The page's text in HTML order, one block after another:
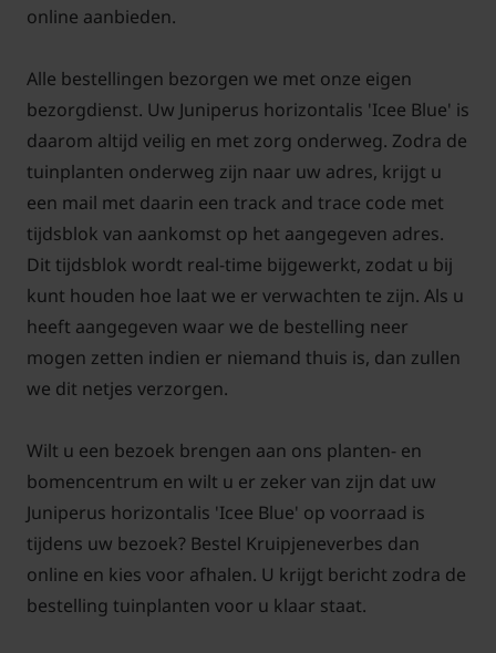
online aanbieden.
Alle bestellingen bezorgen we met onze eigen
bezorgdienst. Uw Juniperus horizontalis 'Icee Blue' is
daarom altijd veilig en met zorg onderweg. Zodra de
tuinplanten onderweg zijn naar uw adres, krijgt u
een mail met daarin een track and trace code met
tijdsblok van aankomst op het aangegeven adres.
Dit tijdsblok wordt real-time bijgewerkt, zodat u bij
kunt houden hoe laat we er verwachten te zijn. Als u
heeft aangegeven waar we de bestelling neer
mogen zetten indien er niemand thuis is, dan zullen
we dit netjes verzorgen.
Wilt u een bezoek brengen aan ons planten- en
bomencentrum en wilt u er zeker van zijn dat uw
Juniperus horizontalis 'Icee Blue' op voorraad is
tijdens uw bezoek? Bestel Kruipjeneverbes dan
online en kies voor afhalen. U krijgt bericht zodra de
bestelling tuinplanten voor u klaar staat.